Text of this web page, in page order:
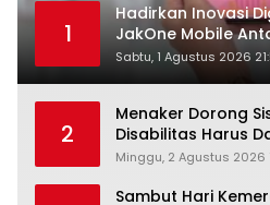
1
Hadirkan Inovasi
JakOne Mobile
Raih Digital
Sabtu, 1 Agustus 2026
2
Menaker Dorong
Disabilitas Harus
Setara
Minggu, 2 Agustus 2026
Sambut Hari